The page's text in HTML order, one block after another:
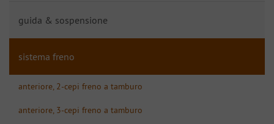
guida & sospensione
sistema freno
anteriore, 2-cepi freno a tamburo
anteriore, 3-cepi freno a tamburo